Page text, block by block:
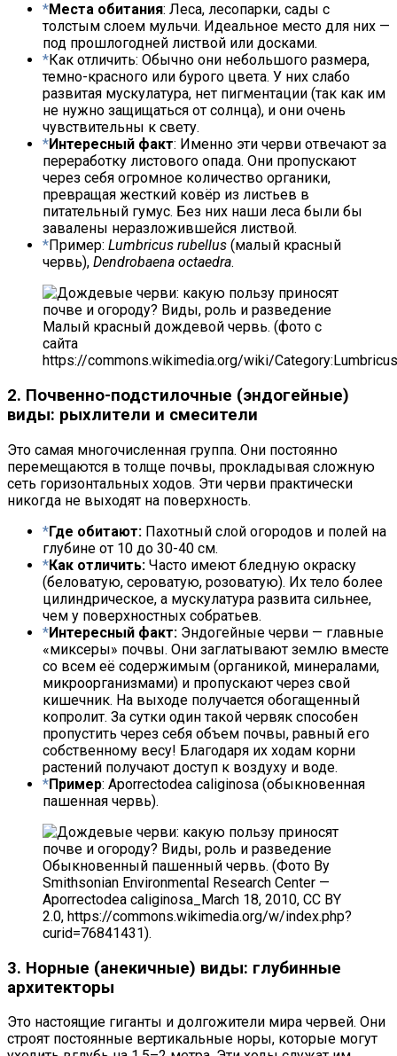
Места обитания: Леса, лесопарки, сады с
толстым слоем мульчи. Идеальное место для них —
под прошлогодней листвой или досками.
Как отличить: Обычно они небольшого размера,
темно-красного или бурого цвета. У них слабо
развитая мускулатура, нет пигментации (так как им
не нужно защищаться от солнца), и они очень
чувствительны к свету.
Интересный факт: Именно эти черви отвечают за
переработку листового опада. Они пропускают
через себя огромное количество органики,
превращая жесткий ковёр из листьев в
питательный гумус. Без них наши леса были бы
завалены неразложившейся листвой.
Пример: Lumbricus rubellus (малый красный
червь), Dendrobaena octaedra.
Малый красный дождевой червь. (фото с
сайта
https://commons.wikimedia.org/wiki/
2. Почвенно-подстилочные (эндогейные)
виды: рыхлители и смесители
Это самая многочисленная группа. Они постоянно
перемещаются в толще почвы, прокладывая сложную
сеть горизонтальных ходов. Эти черви практически
никогда не выходят на поверхность.
Где обитают: Пахотный слой огородов и полей на
глубине от 10 до 30-40 см.
Как отличить: Часто имеют бледную окраску
(беловатую, сероватую, розоватую). Их тело более
цилиндрическое, а мускулатура развита сильнее,
чем у поверхностных собратьев.
Интересный факт: Эндогейные черви — главные
«миксеры» почвы. Они заглатывают землю вместе
со всем её содержимым (органикой, минералами,
микроорганизмами) и пропускают через свой
кишечник. На выходе получается обогащенный
копролит. За сутки один такой червяк способен
пропустить через себя объем почвы, равный его
собственному весу! Благодаря их ходам корни
растений получают доступ к воздуху и воде.
Пример: Aporrectodea caliginosa (обыкновенная
пашенная червь).
Обыкновенный пашенный червь. (Фото By
Smithsonian Environmental Research Center —
Aporrectodea caliginosa_March 18, 2010, CC BY
2.0, https://commons.wikimedia.org/w/index.php?
curid=76841431).
3. Норные (анекичные) виды: глубинные
архитекторы
Это настоящие гиганты и долгожители мира червей. Они
строят постоянные вертикальные норы, которые могут